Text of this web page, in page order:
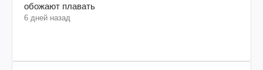
обожают плавать
6 дней назад